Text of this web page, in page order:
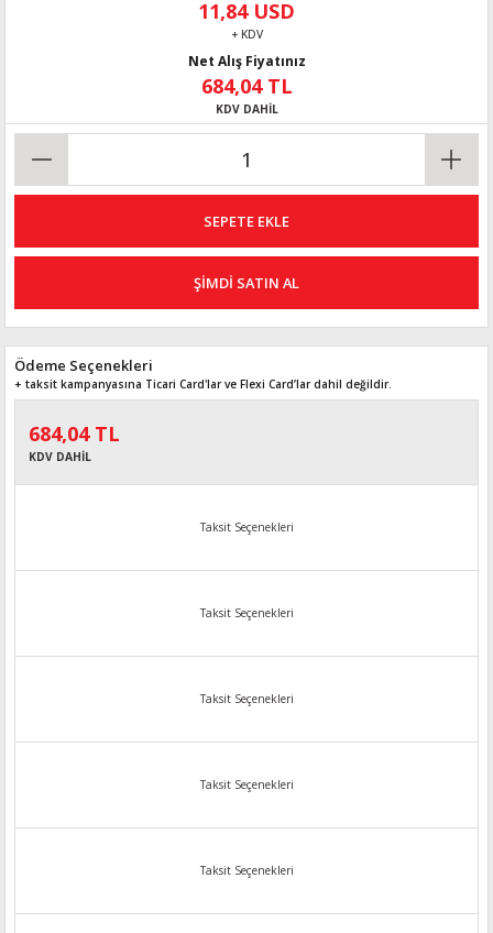
11,84 USD
+ KDV
Net Alış Fiyatınız
684,04 TL
KDV DAHİL
SEPETE EKLE
ŞİMDİ SATIN AL
Ödeme Seçenekleri
+ taksit kampanyasına Ticari Card'lar ve Flexi Card’lar dahil değildir.
684,04 TL
KDV DAHİL
Taksit Seçenekleri
Taksit Seçenekleri
Taksit Seçenekleri
Taksit Seçenekleri
Taksit Seçenekleri